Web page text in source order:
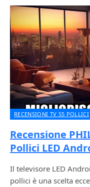
RECENSIONI TV 55 POLLICI
Recensione
Pollici LED
Il televisore LED
pollici è una scelta